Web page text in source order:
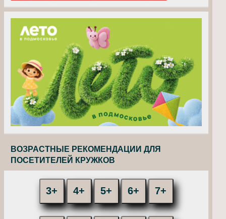
ВОЗРАСТНЫЕ РЕКОМЕНДАЦИИ ДЛЯ
ПОСЕТИТЕЛЕЙ КРУЖКОВ
3+ 4+ 5+ 6+ 7+